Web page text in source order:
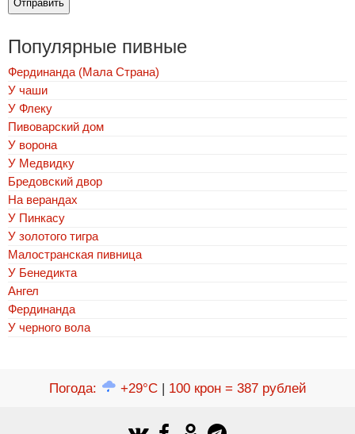
Популярные пивные
Фердинанда (Мала Страна)
У чаши
У Флеку
Пивоварский дом
У ворона
У Медвидку
Бредовский двор
На верандах
У Пинкасу
У золотого тигра
Малостранская пивница
У Бенедикта
Ангел
Фердинанда
У черного вола
Погода: +29°C| 100 крон = 387 рублей